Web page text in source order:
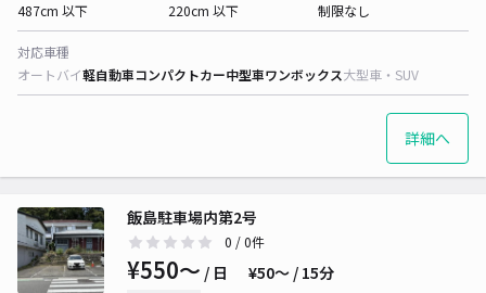
487cm 以下
220cm 以下
制限なし
対応車種
オートバイ軽自動車コンパクトカー中型車ワンボックス大型車・SUV
詳細へ
飯島駐車場内第2号
0 / 0件
¥550〜 / 日 ¥50〜 / 15分